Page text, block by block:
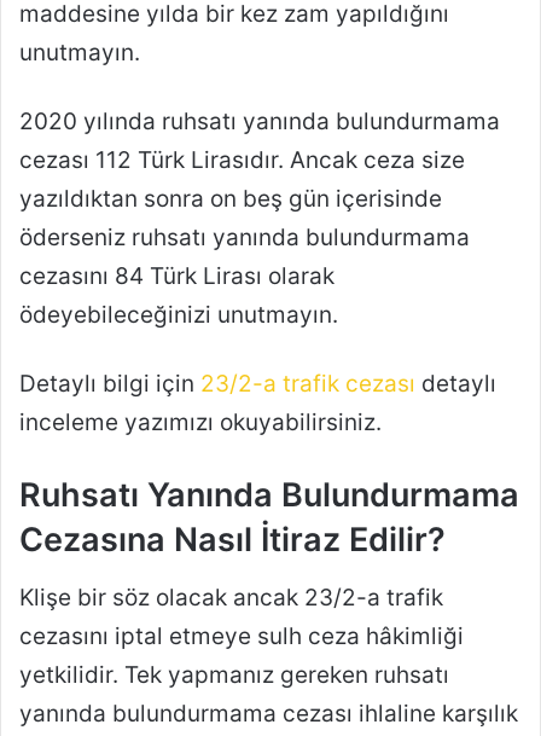
maddesine yılda bir kez zam yapıldığını
unutmayın.
2020 yılında ruhsatı yanında bulundurmama
cezası 112 Türk Lirasıdır. Ancak ceza size
yazıldıktan sonra on beş gün içerisinde
öderseniz ruhsatı yanında bulundurmama
cezasını 84 Türk Lirası olarak
ödeyebileceğinizi unutmayın.
Detaylı bilgi için 23/2-a trafik cezası detaylı
inceleme yazımızı okuyabilirsiniz.
Ruhsatı Yanında Bulundurmama
Cezasına Nasıl İtiraz Edilir?
Klişe bir söz olacak ancak 23/2-a trafik
cezasını iptal etmeye sulh ceza hâkimliği
yetkilidir. Tek yapmanız gereken ruhsatı
yanında bulundurmama cezası ihlaline karşılık